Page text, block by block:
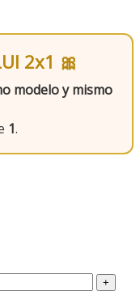
2x1 🎀
modelo y mismo
1.